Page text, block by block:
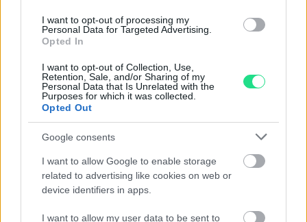
I want to opt-out of processing my
Personal Data for Targeted Advertising.
Opted In
I want to opt-out of Collection, Use,
Retention, Sale, and/or Sharing of my
Personal Data that Is Unrelated with the
Purposes for which it was collected.
Opted Out
Google consents
I want to allow Google to enable storage
related to advertising like cookies on web or
device identifiers in apps.
I want to allow my user data to be sent to
Contattaci per richiedere maggiori
informazioni o prenotare una
videochiamata:
Cognome e Nome
Numero di telefono